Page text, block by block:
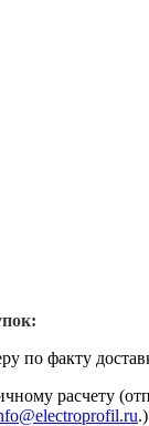
по факту
расчету
.)